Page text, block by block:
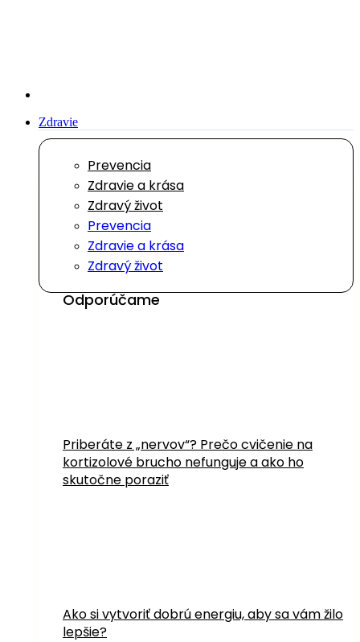
Zdravie
Prevencia
Zdravie a krása
Zdravý život
Prevencia
Zdravie a krása
Zdravý život
Odporúčame
Priberáte z „nervov“? Prečo cvičenie na
kortizolové brucho nefunguje a ako ho
skutočne poraziť
Ako si vytvoriť dobrú energiu, aby sa vám žilo
lepšie?